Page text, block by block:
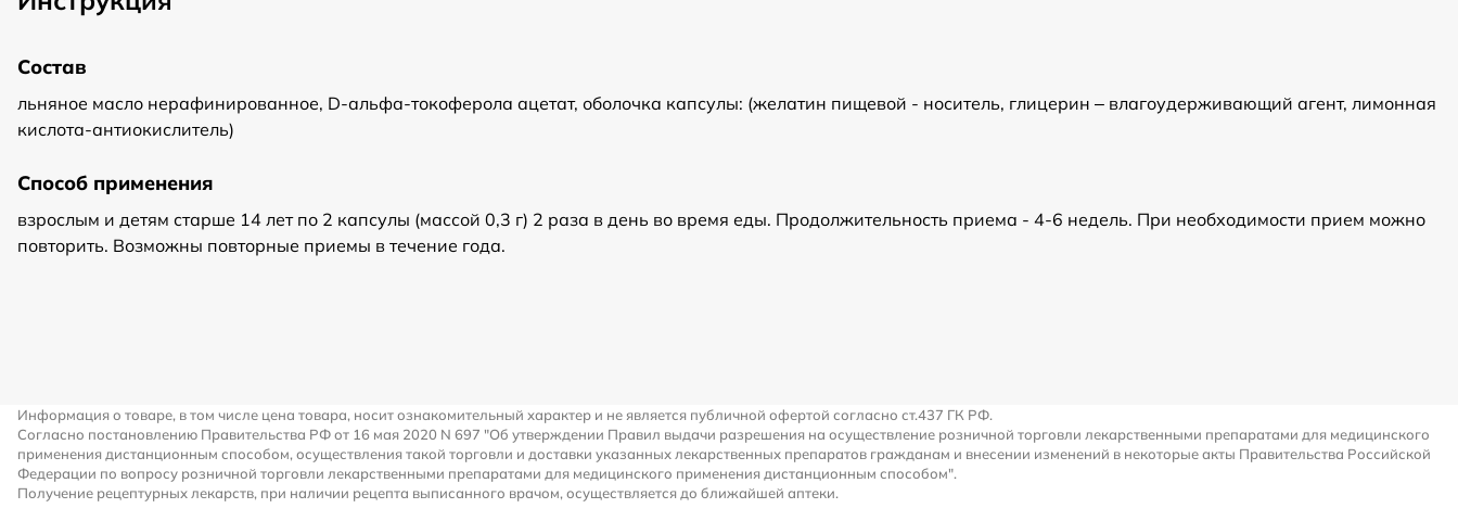
Состав
льняное масло нерафинированное, D-альфа-токоферола ацетат, оболочка капсулы: (желатин пищевой - носитель, глицерин – влагоудерживающий агент, лимонная
кислота-антиокислитель)
Способ применения
взрослым и детям старше 14 лет по 2 капсулы (массой 0,3 г) 2 раза в день во время еды. Продолжительность приема - 4-6 недель. При необходимости прием можно
повторить. Возможны повторные приемы в течение года.
Информация о товаре, в том числе цена товара, носит ознакомительный характер и не является публичной офертой согласно ст.437 ГК РФ.
Согласно постановлению Правительства РФ от 16 мая 2020 N 697 "Об утверждении Правил выдачи разрешения на осуществление розничной торговли лекарственными препаратами для медицинского
применения дистанционным способом, осуществления такой торговли и доставки указанных лекарственных препаратов гражданам и внесении изменений в некоторые акты Правительства Российской
Федерации по вопросу розничной торговли лекарственными препаратами для медицинского применения дистанционным способом".
Получение рецептурных лекарств, при наличии рецепта выписанного врачом, осуществляется до ближайшей аптеки.